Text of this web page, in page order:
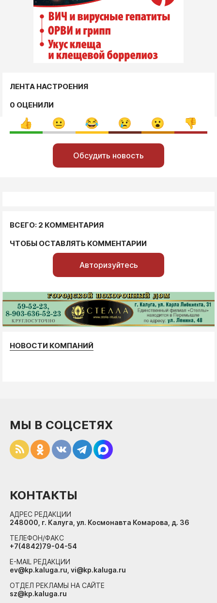
ЛЕНТА НАСТРОЕНИЯ
0 ОЦЕНИЛИ
Обсудить новость
ВСЕГО: 2 КОММЕНТАРИЯ
ЧТОБЫ ОСТАВЛЯТЬ КОММЕНТАРИИ
Авторизуйтесь
НОВОСТИ КОМПАНИЙ
МЫ В СОЦСЕТЯХ
КОНТАКТЫ
АДРЕС РЕДАКЦИИ
248000, г. Калуга, ул. Космонавта Комарова, д. 36
ТЕЛЕФОН/ФАКС
+7(4842)79-04-54
E-MAIL РЕДАКЦИИ
ev@kp.kaluga.ru, vi@kp.kaluga.ru
ОТДЕЛ РЕКЛАМЫ НА САЙТЕ
sz@kp.kaluga.ru